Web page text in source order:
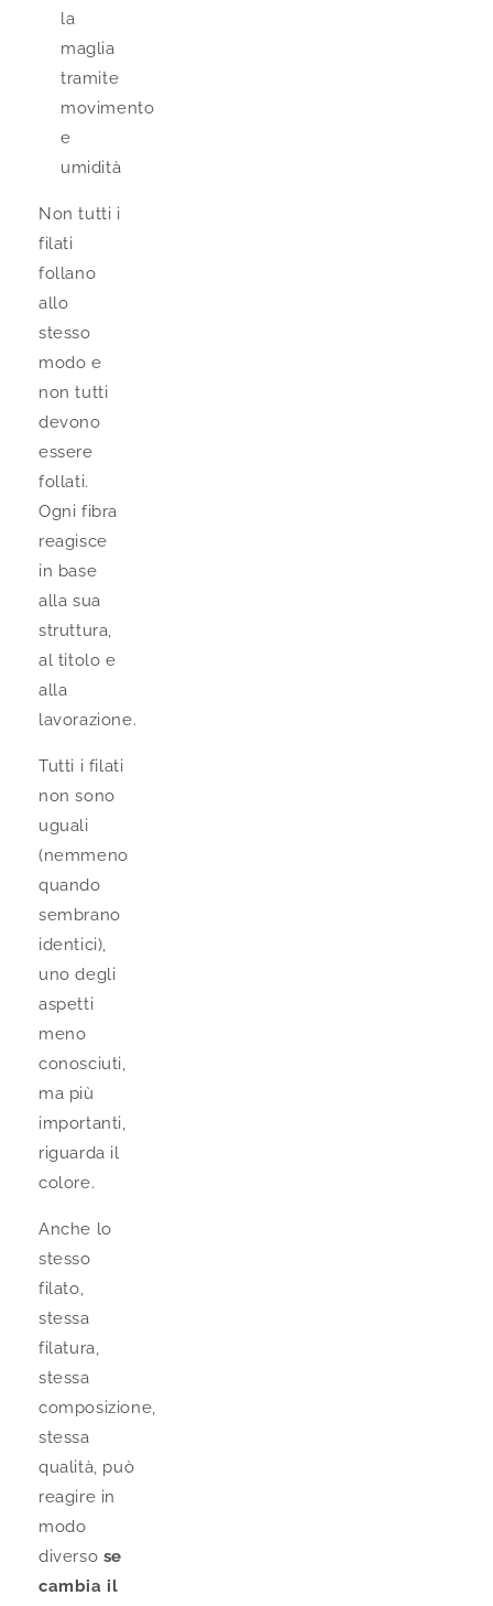
la
maglia
tramite
movimento
e
umidità
Non tutti i
filati
follano
allo
stesso
modo e
non tutti
devono
essere
follati.
Ogni fibra
reagisce
in base
alla sua
struttura,
al titolo e
alla
lavorazione.
Tutti i filati
non sono
uguali
(nemmeno
quando
sembrano
identici),
uno degli
aspetti
meno
conosciuti,
ma più
importanti,
riguarda il
colore.
Anche lo
stesso
filato,
stessa
filatura,
stessa
composizione,
stessa
qualità, può
reagire in
modo
diverso se
cambia il